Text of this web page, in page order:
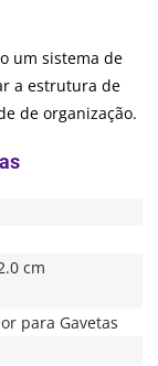
um sistema de
a estrutura de
de organização.
cm
para Gavetas